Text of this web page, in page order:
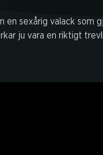
en sexårig valack som
ju vara en riktigt